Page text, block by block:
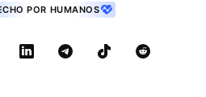
POR HUMANOS